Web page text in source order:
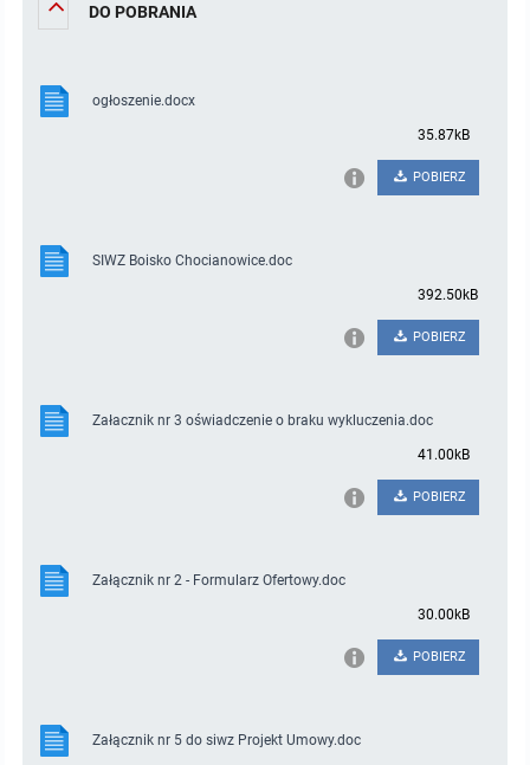
DO POBRANIA
ogłoszenie.docx
35.87kB
POBIERZ
SIWZ Boisko Chocianowice.doc
392.50kB
POBIERZ
Załacznik nr 3 oświadczenie o braku wykluczenia.doc
41.00kB
POBIERZ
Załącznik nr 2 - Formularz Ofertowy.doc
30.00kB
POBIERZ
Załącznik nr 5 do siwz Projekt Umowy.doc